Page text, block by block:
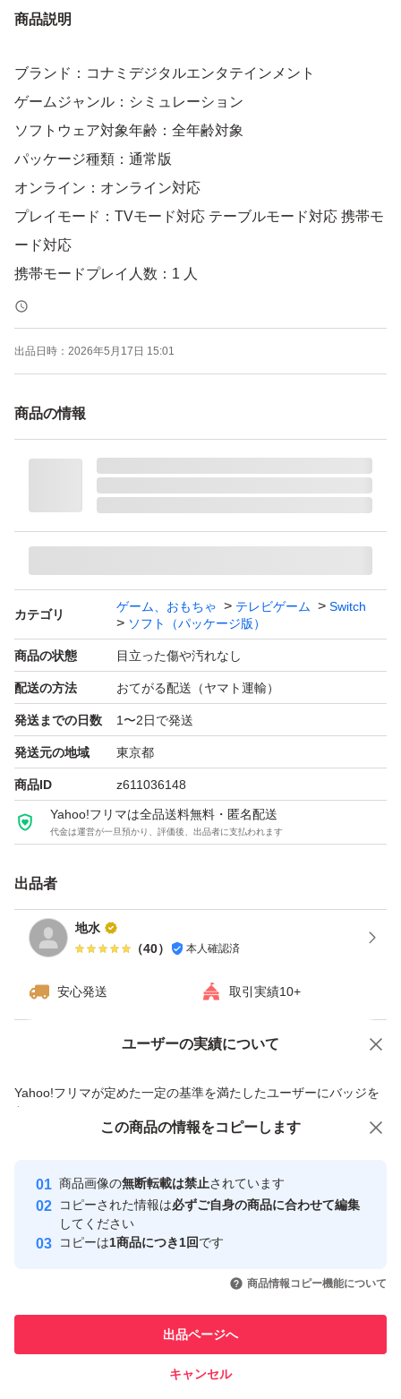
商品説明
ブランド：コナミデジタルエンタテインメント
ゲームジャンル：シミュレーション
ソフトウェア対象年齢：全年齢対象
パッケージ種類：通常版
オンライン：オンライン対応
プレイモード：TVモード対応 テーブルモード対応 携帯モ
ード対応
携帯モードプレイ人数：1 人
出品日時： 2026年5月17日 15:01
商品の情報
カテゴリ
ゲーム、おもちゃ テレビゲーム
Switch
ソフト（パッケージ版）
商品の状態 目立った傷や汚れなし
配送の方法 おてがる配送（ヤマト運輸）
発送までの日数 1〜2日で発送
発送元の地域 東京都
商品ID z611036148
Yahoo!フリマは全品送料無料・匿名配送
代金は運営が一旦預かり、評価後、出品者に支払われます
出品者
地水
（40） 本人確認済
安心発送 取引実績10+
ユーザーの実績について
Yahoo!フリマが定めた一定の基準を満たしたユーザーにバッジを
付与しています
安心取引出品者
心・安全なユーザーです
取引実績
引を完了させた実績があります
での取引実績があります
価格の相談 商品への質問
この商品の情報をコピーします
商品画像の無断転載は禁止されています
コピーされた情報は必ずご自身の商品に合わせて編集
してください
コピーは1商品につき1回です
商品情報コピー機能について
出品ページへ
キャンセル
この商品をみている人にオススメ